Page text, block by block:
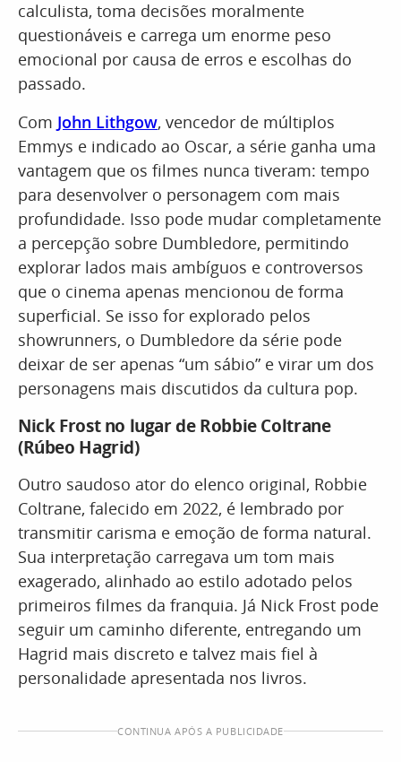
calculista, toma decisões moralmente
questionáveis e carrega um enorme peso
emocional por causa de erros e escolhas do
passado.
Com John Lithgow, vencedor de múltiplos
Emmys e indicado ao Oscar, a série ganha uma
vantagem que os filmes nunca tiveram: tempo
para desenvolver o personagem com mais
profundidade. Isso pode mudar completamente
a percepção sobre Dumbledore, permitindo
explorar lados mais ambíguos e controversos
que o cinema apenas mencionou de forma
superficial. Se isso for explorado pelos
showrunners, o Dumbledore da série pode
deixar de ser apenas “um sábio” e virar um dos
personagens mais discutidos da cultura pop.
Nick Frost no lugar de Robbie Coltrane
(Rúbeo Hagrid)
Outro saudoso ator do elenco original, Robbie
Coltrane, falecido em 2022, é lembrado por
transmitir carisma e emoção de forma natural.
Sua interpretação carregava um tom mais
exagerado, alinhado ao estilo adotado pelos
primeiros filmes da franquia. Já Nick Frost pode
seguir um caminho diferente, entregando um
Hagrid mais discreto e talvez mais fiel à
personalidade apresentada nos livros.
CONTINUA APÓS A PUBLICIDADE